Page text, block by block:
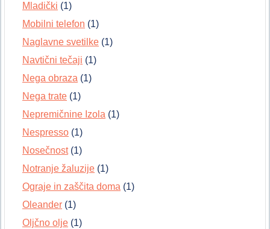
Mladički (1)
Mobilni telefon (1)
Naglavne svetilke (1)
Navtični tečaji (1)
Nega obraza (1)
Nega trate (1)
Nepremičnine Izola (1)
Nespresso (1)
Nosečnost(1)
Notranje žaluzije (1)
Ograje in zaščita doma (1)
Oleander (1)
Oljčno olje (1)